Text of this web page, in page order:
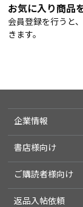
お気に入り商品
会員登録を行うと
きます。
企業情報
書店様向け
ご購読者様向け
返品入帖依頼